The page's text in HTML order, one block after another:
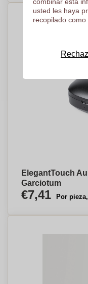
ElegantTouch
Garciotum
€7,41 Por
usted les haya
recopilado como